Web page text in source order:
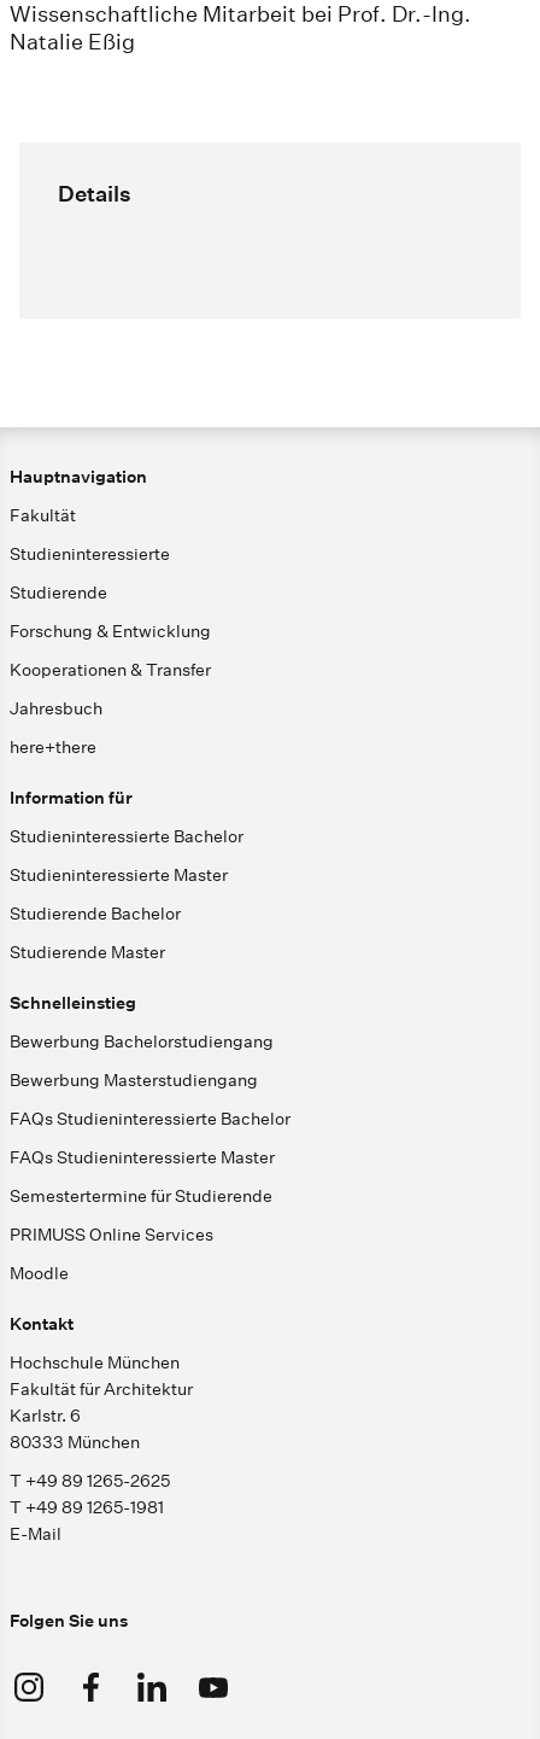
Wissenschaftliche Mitarbeit bei Prof. Dr.-Ing.
Natalie Eßig
Details
Hauptnavigation
Fakultät
Studieninteressierte
Studierende
Forschung & Entwicklung
Kooperationen & Transfer
Jahresbuch
here+there
Information für
Studieninteressierte Bachelor
Studieninteressierte Master
Studierende Bachelor
Studierende Master
Schnelleinstieg
Bewerbung Bachelorstudiengang
Bewerbung Masterstudiengang
FAQs Studieninteressierte Bachelor
FAQs Studieninteressierte Master
Semestertermine für Studierende
PRIMUSS Online Services
Moodle
Kontakt
Hochschule München
Fakultät für Architektur
Karlstr. 6
80333 München
T +49 89 1265-2625
T +49 89 1265-1981
E-Mail
Folgen Sie uns